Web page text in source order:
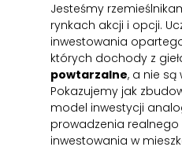
Jesteśmy
rynkach akcji i opcji.
inwestowania
których dochody z
powtarzalne, a nie są
Pokazujemy jak
model inwestycji
prowadzenia realnego
inwestowania w